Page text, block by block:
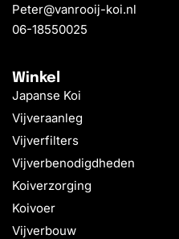
Peter@vanrooij-koi.nl
06-18550025
Winkel
Japanse Koi
Vijveraanleg
Vijverfilters
Vijverbenodigdheden
Koiverzorging
Koivoer
Vijverbouw